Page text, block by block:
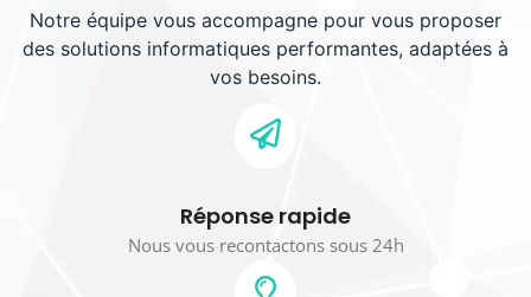
Notre équipe vous accompagne pour vous proposer
des solutions informatiques performantes, adaptées à
vos besoins.
Réponse rapide
Nous vous recontactons sous 24h